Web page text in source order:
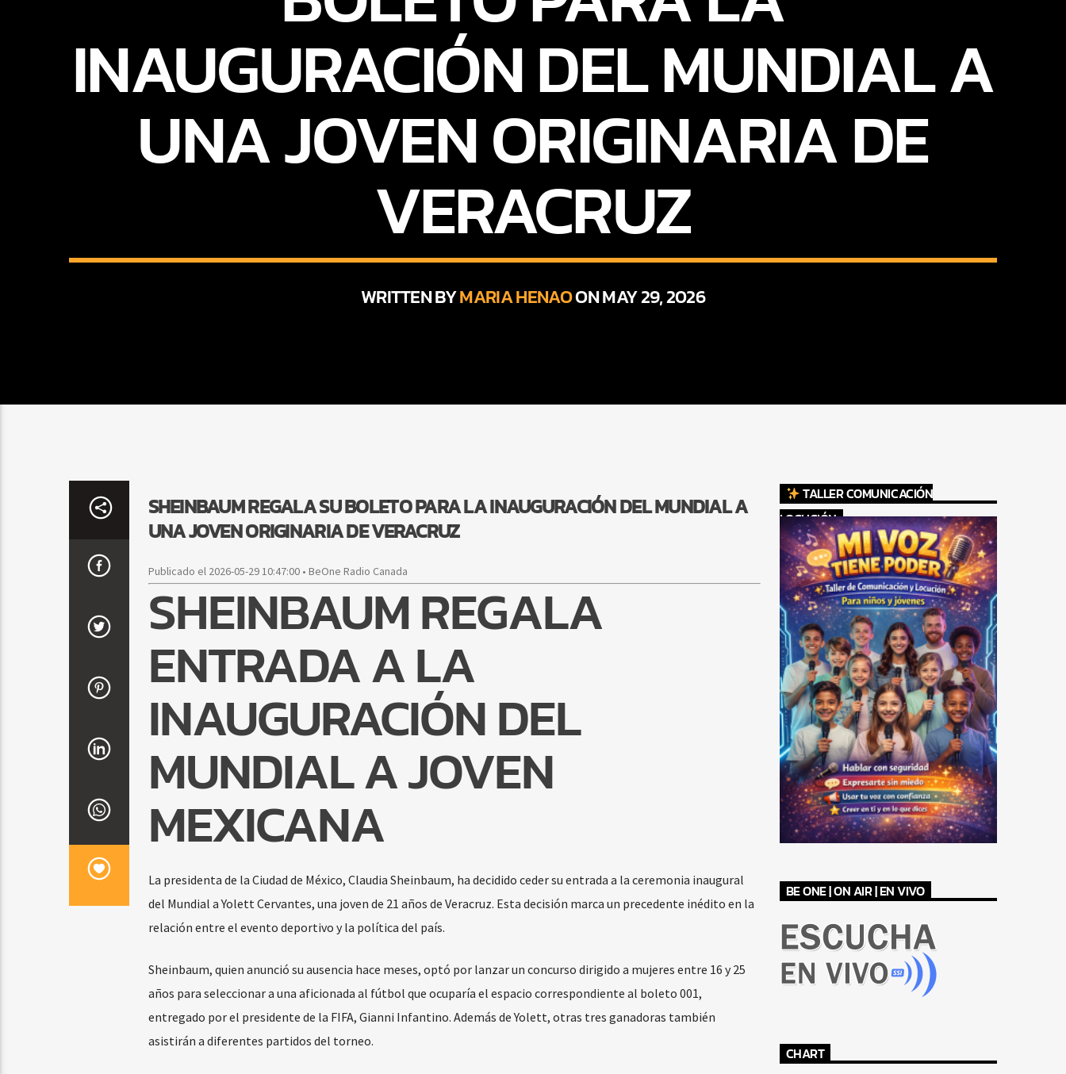
INAUGURACIÓN DEL MUNDIAL A
UNA JOVEN ORIGINARIA DE
VERACRUZ
WRITTEN BYMARIA HENAOON MAY 29, 2026
SHEINBAUM REGALA SU BOLETO PARA LA INAUGURACIÓN DEL MUNDIAL A
UNA JOVEN ORIGINARIA DE VERACRUZ
Publicado el 2026-05-29 10:47:00 • BeOne Radio Canada
SHEINBAUM REGALA
ENTRADA A LA
INAUGURACIÓN DEL
MUNDIAL A JOVEN
MEXICANA
La presidenta de la Ciudad de México, Claudia Sheinbaum, ha decidido ceder su entrada a la ceremonia inaugural
del Mundial a Yolett Cervantes, una joven de 21 años de Veracruz. Esta decisión marca un precedente inédito en la
relación entre el evento deportivo y la política del país.
Sheinbaum, quien anunció su ausencia hace meses, optó por lanzar un concurso dirigido a mujeres entre 16 y 25
años para seleccionar a una aficionada al fútbol que ocuparía el espacio correspondiente al boleto 001,
entregado por el presidente de la FIFA, Gianni Infantino. Además de Yolett, otras tres ganadoras también
asistirán a diferentes partidos del torneo.
TALLER COMUNICACIÓN
LOCUCIÓN
BE ONE | ON AIR | EN VIVO
CHART